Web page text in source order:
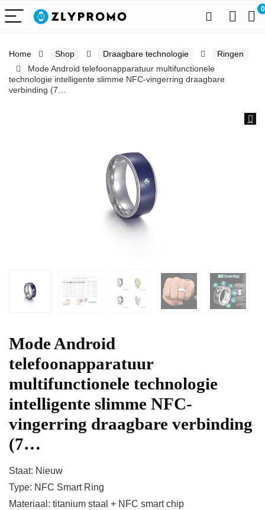
0
Home Shop Draagbare technologie
Ringen
Mode Android telefoonapparatuur multifunctionele
technologie intelligente slimme NFC-vingerring draagbare
verbinding (7…
Mode Android
telefoonapparatuur
multifunctionele technologie
intelligente slimme NFC-
vingerring draagbare verbinding
(7…
Staat: Nieuw
Type: NFC Smart Ring
Materiaal: titanium staal + NFC smart chip